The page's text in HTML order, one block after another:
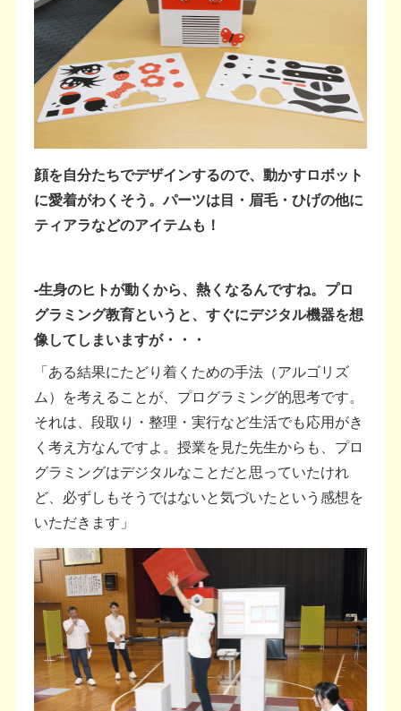
顔を自分たちでデザインするので、動かすロボット
に愛着がわくそう。パーツは目・眉毛・ひげの他に
ティアラなどのアイテムも！
-生身のヒトが動くから、熱くなるんですね。プロ
グラミング教育というと、すぐにデジタル機器を想
像してしまいますが・・・
「ある結果にたどり着くための手法（アルゴリズ
ム）を考えることが、プログラミング的思考です。
それは、段取り・整理・実行など生活でも応用がき
く考え方なんですよ。授業を見た先生からも、プロ
グラミングはデジタルなことだと思っていたけれ
ど、必ずしもそうではないと気づいたという感想を
いただきます」